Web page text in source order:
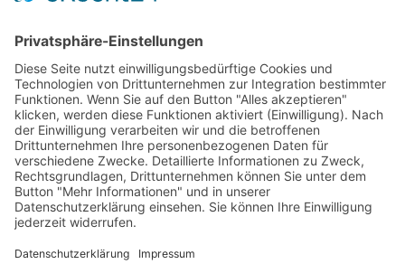
AWO Pflegeberatung
AWO Kulturhaus Babelsberg
Arbeit mit Behinderung
AWO Büro Kindermut
Kulturland Brandenburg
AWO Selbsthilfe
AWO eLearning
Kultur für JEDEN
AWO 1plus9
Dachverband Freie Suchtselbsthilfe
© 1990 - 2026 Arbeiterwohlfahrt Bezirksverband Potsdam e. V.
Impressum|Datenschutz|Barrierefreiheitserklärung